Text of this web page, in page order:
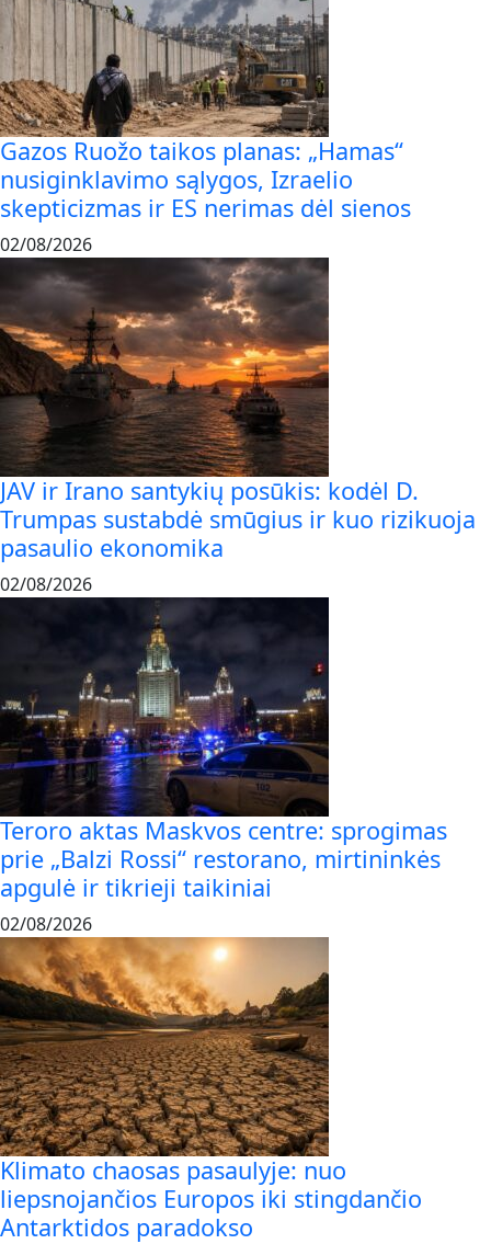
Gazos Ruožo taikos planas: „Hamas“
nusiginklavimo sąlygos, Izraelio
skepticizmas ir ES nerimas dėl sienos
02/08/2026
JAV ir Irano santykių posūkis: kodėl D.
Trumpas sustabdė smūgius ir kuo rizikuoja
pasaulio ekonomika
02/08/2026
Teroro aktas Maskvos centre: sprogimas
prie „Balzi Rossi“ restorano, mirtininkės
apgulė ir tikrieji taikiniai
02/08/2026
Klimato chaosas pasaulyje: nuo
liepsnojančios Europos iki stingdančio
Antarktidos paradokso